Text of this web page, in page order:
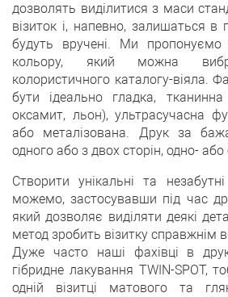
дозволять виділитися з маси
візиток і, напевно, залишаться
будуть вручені. Ми пропонуємо
кольору, який можна
колористичного каталогу-віяла.
бути ідеально гладка,
оксамит, льон), ультрасучасна
або металізована. Друк за
одного або з двох сторін, одно-
Створити унікальні та
можемо, застосувавши під час
який дозволяє виділяти деякі
метод зробить візитку справжнім
Дуже часто наші фахівці в
гібридне лакування TWIN-SPOT,
одній візитці матового та